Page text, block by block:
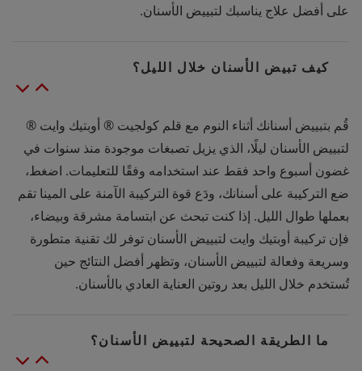
على أفضل علاج يناسبك لتبييض الأسنان.
كيف تبيض الأسنان خلال الليل؟
قُم بتبييض أسنانك أثناء النوم مع قلم كولجيت ® أوبتيك وايت ®
لتبييض الأسنان ليلًا، الذي يزيل تصبغات موجودة منذ سنوات في
غضون أسبوع واحد فقط عند استخدامه وفقًا للتعليمات. اضغط،
ضع التركيبة على أسنانك، ودَع قوة التركيبة الآمنة على المينا تقم
بعملها طوال الليل. إذا كنت تبحث عن ابتسامة مشرقة وبيضاء،
فإن تركيبة أوبتيك وايت لتبييض الأسنان توفر لك تقنية متطورة
وسريعة وفعالة لتبييض الأسنان، وتظهر أفضل النتائج حين
تُستخدم خلال الليل بعد روتين العناية العادي بالأسنان.
ما الطريقة الصحيحة لتبييض الأسنان؟